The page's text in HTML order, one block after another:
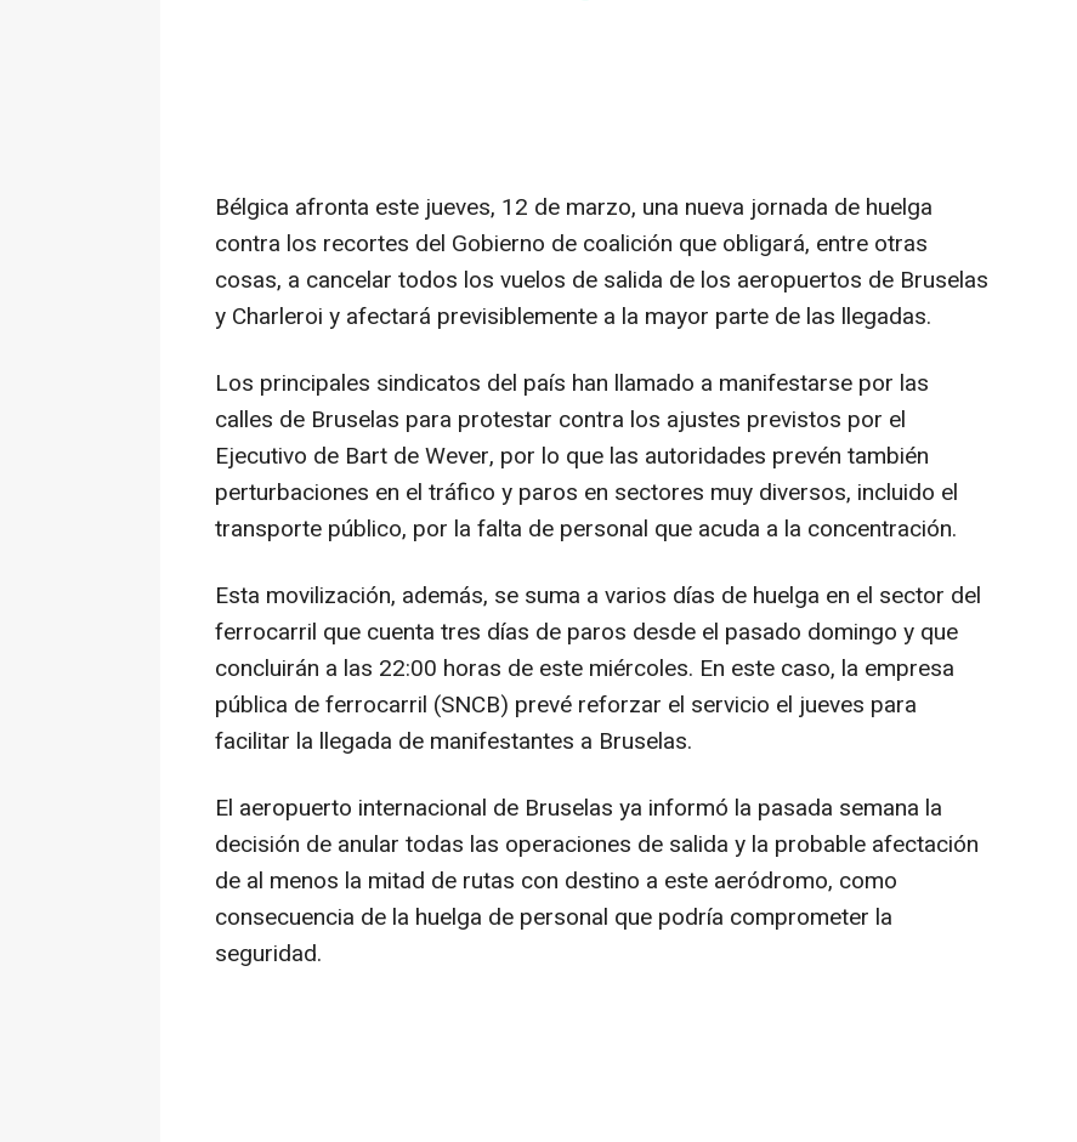
Bélgica afronta este jueves, 12 de marzo, una nueva jornada de huelga
contra los recortes del Gobierno de coalición que obligará, entre otras
cosas, a cancelar todos los vuelos de salida de los aeropuertos de Bruselas
y Charleroi y afectará previsiblemente a la mayor parte de las llegadas.
Los principales sindicatos del país han llamado a manifestarse por las
calles de Bruselas para protestar contra los ajustes previstos por el
Ejecutivo de Bart de Wever, por lo que las autoridades prevén también
perturbaciones en el tráfico y paros en sectores muy diversos, incluido el
transporte público, por la falta de personal que acuda a la concentración.
Esta movilización, además, se suma a varios días de huelga en el sector del
ferrocarril que cuenta tres días de paros desde el pasado domingo y que
concluirán a las 22:00 horas de este miércoles. En este caso, la empresa
pública de ferrocarril (SNCB) prevé reforzar el servicio el jueves para
facilitar la llegada de manifestantes a Bruselas.
El aeropuerto internacional de Bruselas ya informó la pasada semana la
decisión de anular todas las operaciones de salida y la probable afectación
de al menos la mitad de rutas con destino a este aeródromo, como
consecuencia de la huelga de personal que podría comprometer la
seguridad.